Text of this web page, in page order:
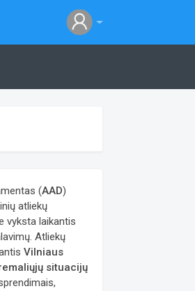
(AAD)
atliekų
vyksta laikantis
Atliekų
Vilniaus
situacijų